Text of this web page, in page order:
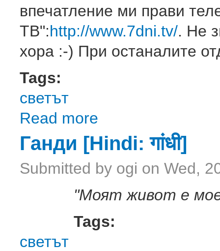
впечатление ми прави
ТВ":http://www.7dni.tv/. Не
хора :-) При останалите
Tags:
светът
Read more
Ганди [Hindi: गांधी]
Submitted by ogi on Wed,
"Моят живот е
Tags:
светът